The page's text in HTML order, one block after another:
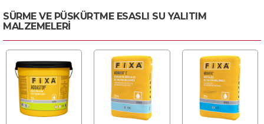
SÜRME VE PÜSKÜRTME ESASLI SU YALITIM
MALZEMELERİ